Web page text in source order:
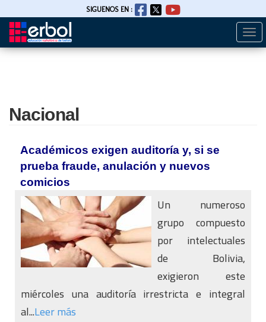
Pasar
SIGUENOS EN :
Nacional
Académicos exigen auditoría y, si se
prueba fraude, anulación y nuevos
comicios
Un numeroso
grupo compuesto
por intelectuales
de Bolivia,
exigieron este
miércoles una auditoría irrestricta e integral
al...Leer más